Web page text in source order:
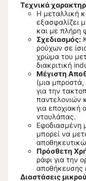
Τεχνικά
Η μεταλλική
εξασφαλίζει
και με πλήρη
Σχεδιασμός:
ρούχων σε
χρώμα του
διακριτική
Μέγιστη
(μια μπροστά,
για την
παντελονιών
για εποχιακή
ντουλάπας.
Εφοδιασμένη
μπορεί να
Πρόσθετη
ράφι για την
αποθήκευσης
Διαστάσεις